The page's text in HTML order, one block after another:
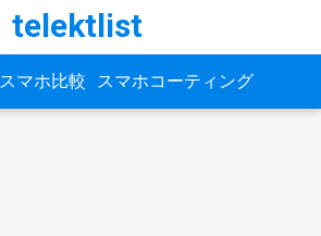
telektlist
スマホ比較 スマホコーティング